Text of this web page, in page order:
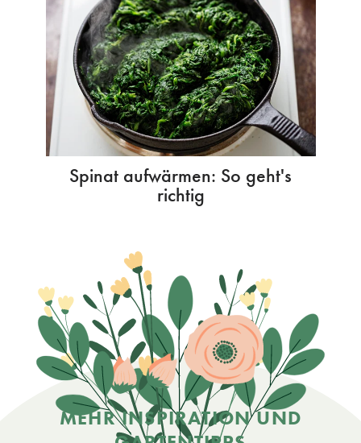
Spinat aufwärmen: So geht's
richtig
MEHR INSPIRATION UND